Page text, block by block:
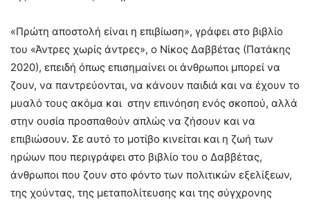
«Πρώτη αποστολή είναι η επιβίωση», γράφει στο βιβλίο
του «Άντρες χωρίς άντρες», ο Νίκος Δαββέτας (Πατάκης
2020), επειδή όπως επισημαίνει οι άνθρωποι μπορεί να
ζουν, να παντρεύονται, να κάνουν παιδιά και να έχουν το
μυαλό τους ακόμα και στην επινόηση ενός σκοπού, αλλά
στην ουσία προσπαθούν απλώς να ζήσουν και να
επιβιώσουν. Σε αυτό το μοτίβο κινείται και η ζωή των
ηρώων που περιγράφει στο βιβλίο του ο Δαββέτας,
άνθρωποι που ζουν στο φόντο των πολιτικών εξελίξεων,
της χούντας, της μεταπολίτευσης και της σύγχρονης